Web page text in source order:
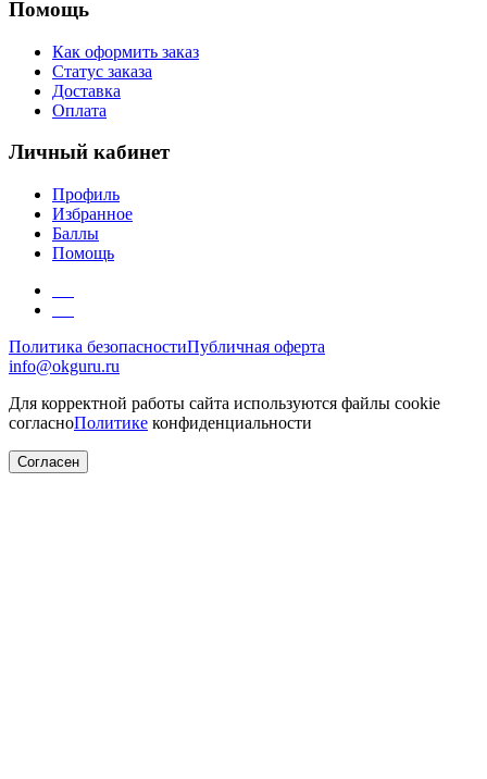
Помощь
Как оформить заказ
Статус заказа
Доставка
Оплата
Личный кабинет
Профиль
Избранное
Баллы
Помощь
Политика безопасностиПубличная оферта
info@okguru.ru
Для корректной работы сайта используются файлы cookie
согласноПолитике конфиденциальности
Согласен